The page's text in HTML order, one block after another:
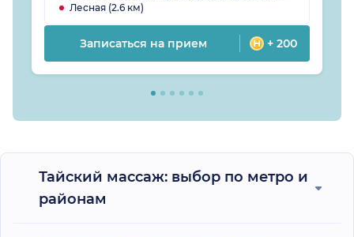
Лесная (2.6 км)
Записаться на прием + 200
Тайский массаж: выбор по метро и
районам